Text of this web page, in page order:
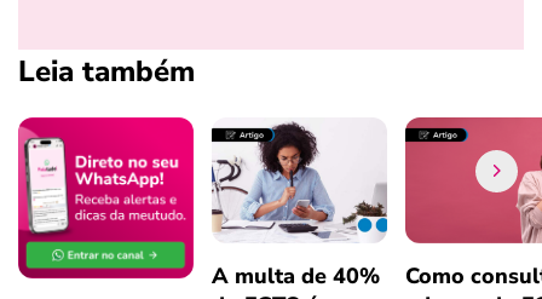
Leia também
A multa de 40%
Como